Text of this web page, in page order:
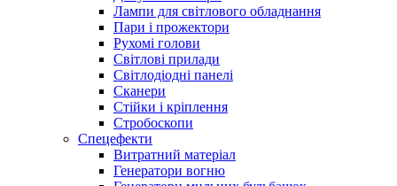
Лампи для світлового обладнання
Пари і прожектори
Рухомі голови
Світлові прилади
Світлодіодні панелі
Сканери
Стійки і кріплення
Стробоскопи
Спецефекти
Витратний матеріал
Генератори вогню